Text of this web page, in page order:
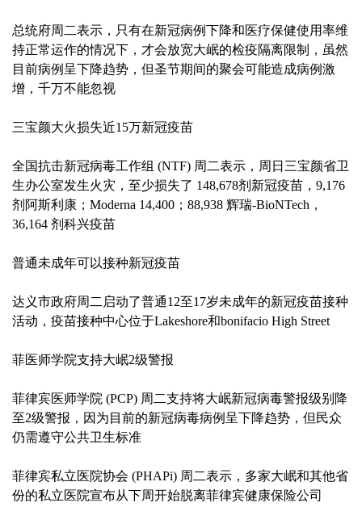
总统府周二表示，只有在新冠病例下降和医疗保健使用率维
持正常运作的情况下，才会放宽大岷的检疫隔离限制，虽然
目前病例呈下降趋势，但圣节期间的聚会可能造成病例激
增，千万不能忽视
三宝颜大火损失近15万新冠疫苗
全国抗击新冠病毒工作组 (NTF) 周二表示，周日三宝颜省卫
生办公室发生火灾，至少损失了 148,678剂新冠疫苗，9,176
剂阿斯利康；Moderna 14,400；88,938 辉瑞-BioNTech，
36,164 剂科兴疫苗
普通未成年可以接种新冠疫苗
达义市政府周二启动了普通12至17岁未成年的新冠疫苗接种
活动，疫苗接种中心位于Lakeshore和bonifacio High Street
菲医师学院支持大岷2级警报
菲律宾医师学院 (PCP) 周二支持将大岷新冠病毒警报级别降
至2级警报，因为目前的新冠病毒病例呈下降趋势，但民众
仍需遵守公共卫生标准
菲律宾私立医院协会 (PHAPi) 周二表示，多家大岷和其他省
份的私立医院宣布从下周开始脱离菲律宾健康保险公司